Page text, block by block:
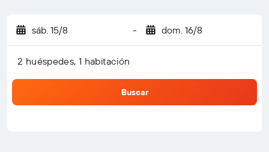
sáb. 15/8 - dom. 16/8
2 huéspedes, 1 habitación
Buscar